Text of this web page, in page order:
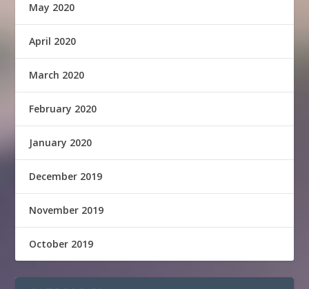
May 2020
April 2020
March 2020
February 2020
January 2020
December 2019
November 2019
October 2019